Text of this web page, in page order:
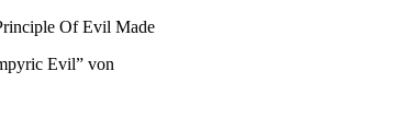
Of Evil Made
Evil” von